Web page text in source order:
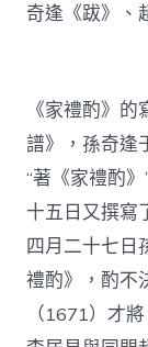
奇逢《跋》、
《家禮酌》
譜》，孫奇逢
“著《家禮酌
十五日又撰寫
四月二十七日
禮酌》，酌不
（1671）才